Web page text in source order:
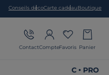
Conseils décoCarte cadeauBoutique
ContactCompteFavoris Panier
C • PRO